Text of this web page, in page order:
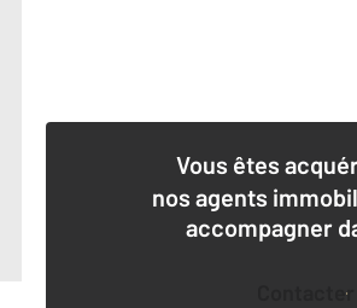
Vous êtes
nos agents
accompagner